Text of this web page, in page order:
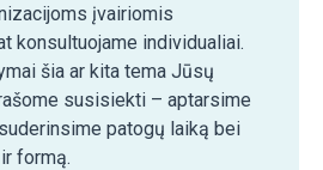
įvairiomis
konsultuojame individualiai.
šia ar kita tema Jūsų
susisiekti – aptarsime
patogų laiką bei
formą.